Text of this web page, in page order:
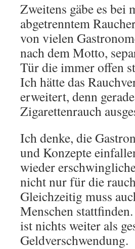
Zweitens gäbe es bei
abgetrenntem
von vielen
nach dem Motto,
Tür die immer offen
Ich hätte das
erweitert, denn
Zigarettenrauch
Ich denke, die
und Konzepte
wieder
nicht nur für die
Gleichzeitig muss
Menschen
ist nichts weiter als
Geldverschwendung.